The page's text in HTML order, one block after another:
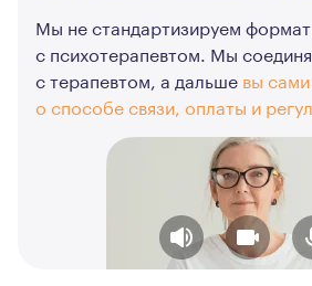
Мы не стандартизируем
с психотерапевтом. Мы
с терапевтом, а дальше вы
о способе связи, оплаты и